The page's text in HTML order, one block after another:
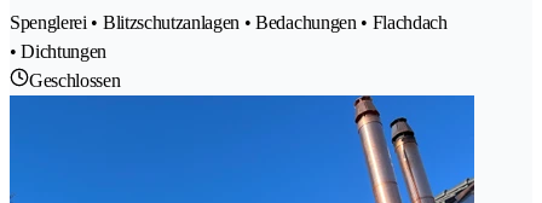
Spenglerei • Blitzschutzanlagen • Bedachungen • Flachdach
• Dichtungen
Geschlossen